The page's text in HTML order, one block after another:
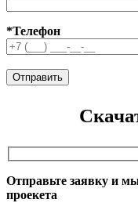
*Телефон
Отправьте заявку и
проекета